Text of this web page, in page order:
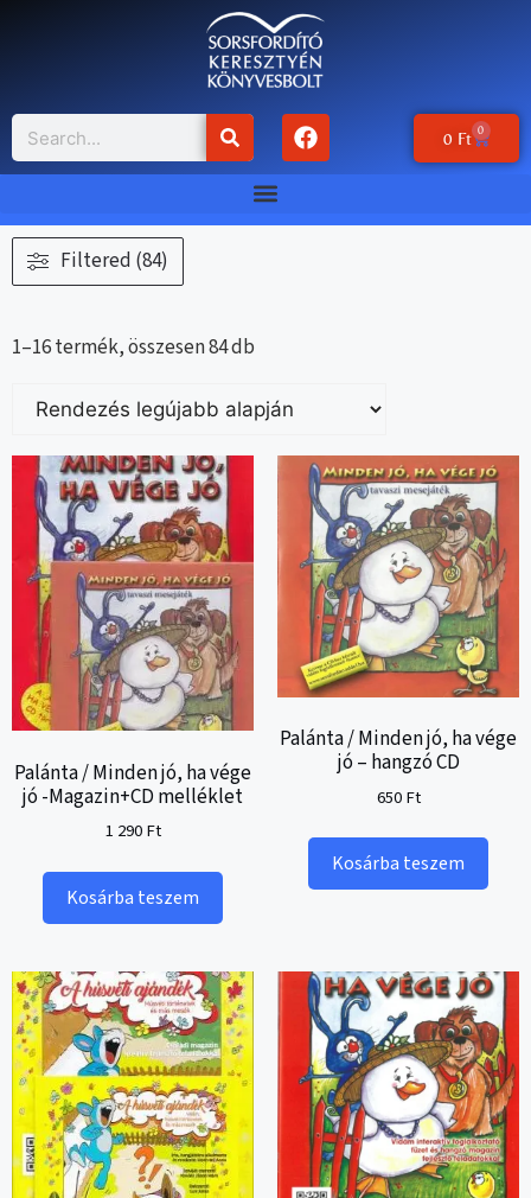
0 Ft 0
Filtered (84)
1–16 termék, összesen 84 db
Palánta / Minden jó, ha vége
jó -Magazin+CD melléklet
1 290Ft
Kosárba teszem
Palánta / Minden jó, ha vége
jó – hangzó CD
650Ft
Kosárba teszem